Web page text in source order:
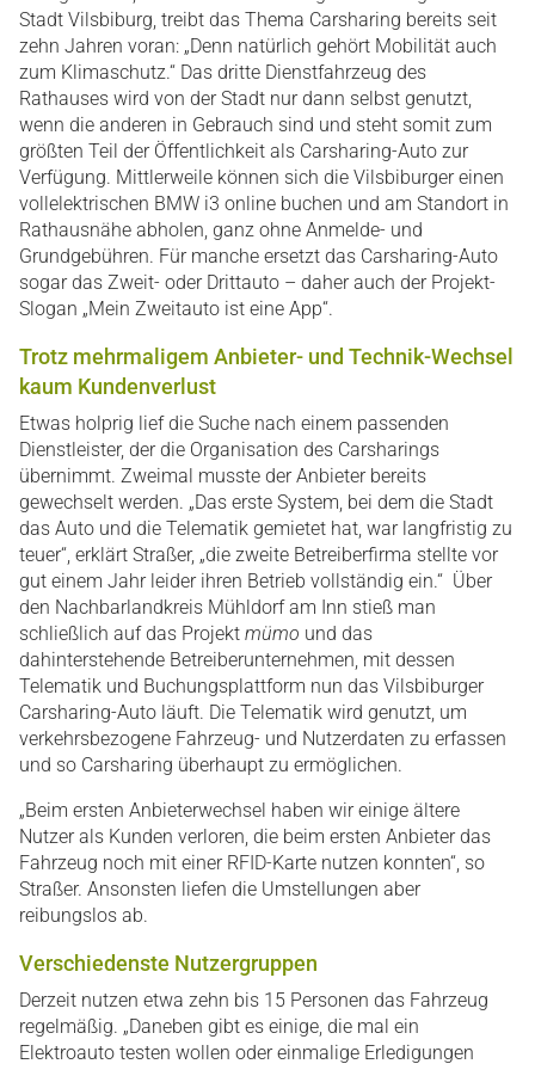
Stadt Vilsbiburg, treibt das Thema Carsharing bereits seit
zehn Jahren voran: „Denn natürlich gehört Mobilität auch
zum Klimaschutz.“ Das dritte Dienstfahrzeug des
Rathauses wird von der Stadt nur dann selbst genutzt,
wenn die anderen in Gebrauch sind und steht somit zum
größten Teil der Öffentlichkeit als Carsharing-Auto zur
Verfügung. Mittlerweile können sich die Vilsbiburger einen
vollelektrischen BMW i3 online buchen und am Standort in
Rathausnähe abholen, ganz ohne Anmelde- und
Grundgebühren. Für manche ersetzt das Carsharing-Auto
sogar das Zweit- oder Drittauto – daher auch der Projekt-
Slogan „Mein Zweitauto ist eine App“.
Trotz mehrmaligem Anbieter- und Technik-Wechsel
kaum Kundenverlust
Etwas holprig lief die Suche nach einem passenden
Dienstleister, der die Organisation des Carsharings
übernimmt. Zweimal musste der Anbieter bereits
gewechselt werden. „Das erste System, bei dem die Stadt
das Auto und die Telematik gemietet hat, war langfristig zu
teuer“, erklärt Straßer, „die zweite Betreiberfirma stellte vor
gut einem Jahr leider ihren Betrieb vollständig ein.“ Über
den Nachbarlandkreis Mühldorf am Inn stieß man
schließlich auf das Projekt mümo und das
dahinterstehende Betreiberunternehmen, mit dessen
Telematik und Buchungsplattform nun das Vilsbiburger
Carsharing-Auto läuft. Die Telematik wird genutzt, um
verkehrsbezogene Fahrzeug- und Nutzerdaten zu erfassen
und so Carsharing überhaupt zu ermöglichen.
„Beim ersten Anbieterwechsel haben wir einige ältere
Nutzer als Kunden verloren, die beim ersten Anbieter das
Fahrzeug noch mit einer RFID-Karte nutzen konnten“, so
Straßer. Ansonsten liefen die Umstellungen aber
reibungslos ab.
Verschiedenste Nutzergruppen
Derzeit nutzen etwa zehn bis 15 Personen das Fahrzeug
regelmäßig. „Daneben gibt es einige, die mal ein
Elektroauto testen wollen oder einmalige Erledigungen